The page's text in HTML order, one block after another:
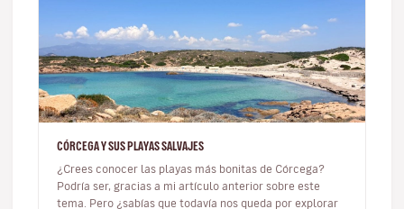
CÓRCEGA Y SUS PLAYAS SALVAJES
¿Crees conocer las playas más bonitas de Córcega?
Podría ser, gracias a mi artículo anterior sobre este
tema. Pero ¿sabías que todavía nos queda por explorar